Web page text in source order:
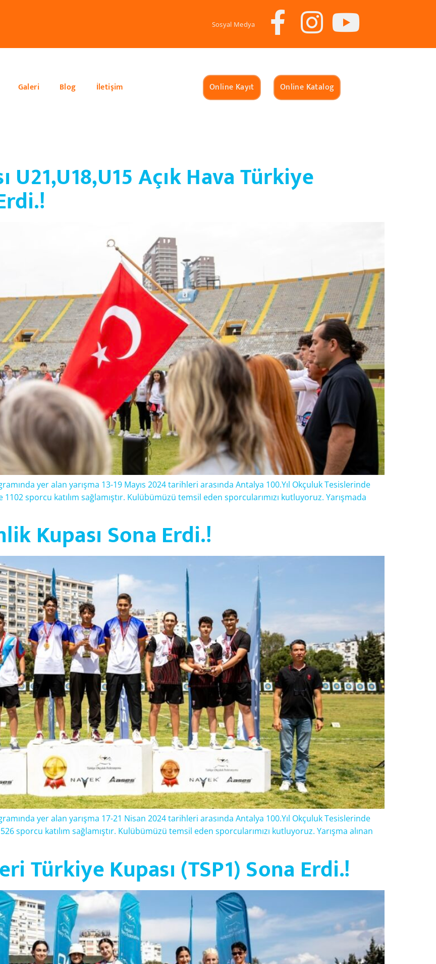
Sosyal Medya
Galeri Blog İletişim Online Kayıt Online Katalog
Açık Hava Türkiye
yer alan yarışma 13-19 Mayıs 2024 tarihleri arasında Antalya 100.Yıl Okçuluk Tesislerinde
sporcu katılım sağlamıştır. Kulübümüzü temsil eden sporcularımızı kutluyoruz. Yarışmada
Kupası Sona Erdi.!
yer alan yarışma 17-21 Nisan 2024 tarihleri arasında Antalya 100.Yıl Okçuluk Tesislerinde
sporcu katılım sağlamıştır. Kulübümüzü temsil eden sporcularımızı kutluyoruz. Yarışma alınan
Türkiye Kupası (TSP1) Sona Erdi.!